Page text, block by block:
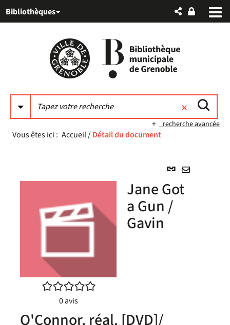
au
auBibliothèques
recherche avancée
Vous êtes ici : Accueil/Détail du document
Lien
(Nouvelle
/5
0avis
Jane Got
a Gun /
Gavin
O'Connor, réal. [DVD]/